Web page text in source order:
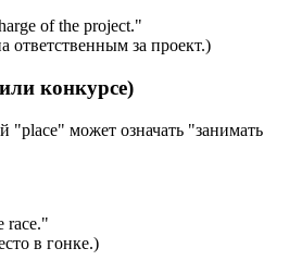
of the project."
ответственным за проект.)
конкурсе)
"place" может означать "занимать
race."
в гонке.)